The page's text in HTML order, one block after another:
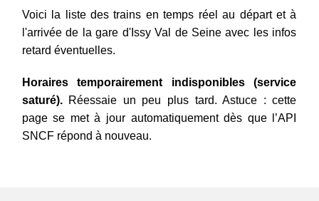
Voici la liste des trains en temps réel au départ et à
l'arrivée de la gare d'Issy Val de Seine avec les infos
retard éventuelles.
Horaires temporairement indisponibles (service
saturé).Réessaie un peu plus tard. Astuce : cette
page se met à jour automatiquement dès que l’API
SNCF répond à nouveau.